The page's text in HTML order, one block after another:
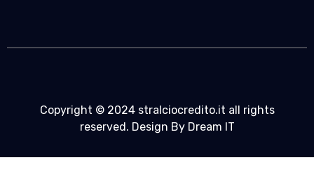
Copyright © 2024 stralciocredito.it all rights
reserved. Design By Dream IT